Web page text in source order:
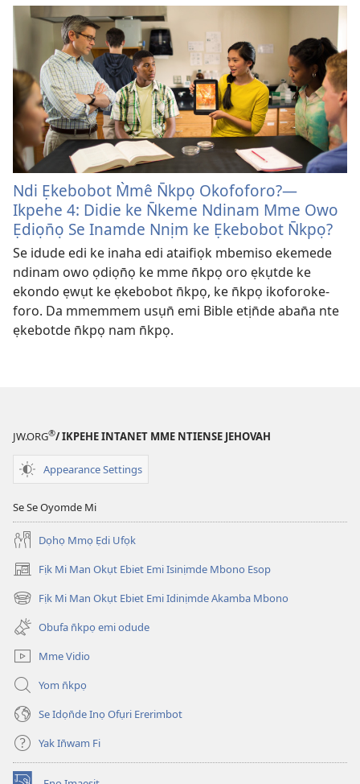
Ndi Ẹkebobot M̀mê N̄kpọ Okofoforo?​—
Ikpehe 4: Didie ke N̄keme Ndinam Mme Owo
Ẹdiọn̄ọ Se Inamde Nnịm ke Ẹkebobot N̄kpọ?
Se idude edi ke inaha edi ataifiọk mbemiso ekemede
ndinam owo ọdiọn̄ọ ke mme n̄kpọ oro ẹkụtde ke
ekondo ẹwụt ke ẹkebobot n̄kpọ, ke n̄kpọ ikoforoke-
foro. Da mmemmem usụn̄ emi Bible etịn̄de aban̄a nte
ẹkebotde n̄kpọ nam n̄kpọ.
JW.ORG®/ IKPEHE INTANET MME NTIENSE JEHOVAH
Appearance Settings
Se Se Oyomde Mi
Dọhọ Mmọ Ẹdi Ufọk
Fịk Mi Man Okụt Ebiet Emi Isinịmde Mbono Esop
(opens
new
window)
Fịk Mi Man Okụt Ebiet Emi Idinịmde Akamba Mbono
(opens
new
window)
Obufa n̄kpọ emi odude
Mme Vidio
Yom n̄kpọ
Se Idọn̄de Inọ Ofụri Ererimbot
Yak In̄wam Fi